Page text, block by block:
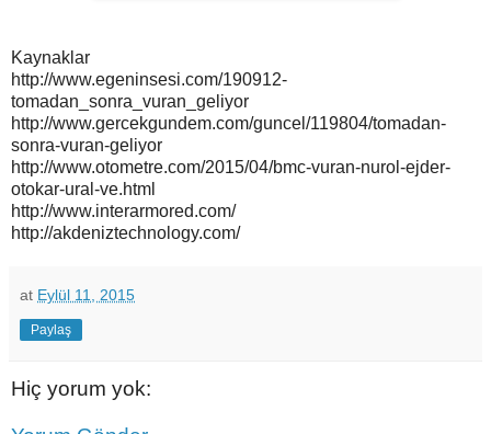
Kaynaklar
http://www.egeninsesi.com/190912-
tomadan_sonra_vuran_geliyor
http://www.gercekgundem.com/guncel/119804/tomadan-
sonra-vuran-geliyor
http://www.otometre.com/2015/04/bmc-vuran-nurol-ejder-
otokar-ural-ve.html
http://www.interarmored.com/
http://akdeniztechnology.com/
at Eylül 11, 2015
Paylaş
Hiç yorum yok: